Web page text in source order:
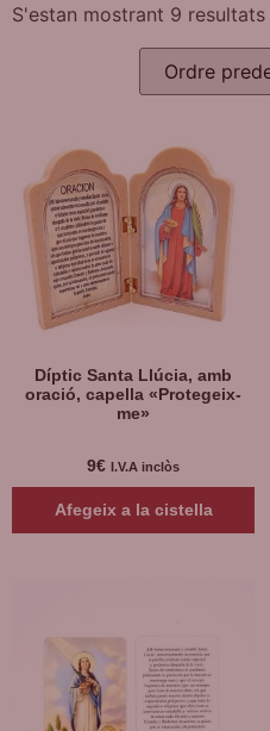
S'estan mostrant 9 resultats
Díptic Santa Llúcia, amb
oració, capella «Protegeix-
me»
9€ I.V.A inclòs
Afegeix a la cistella